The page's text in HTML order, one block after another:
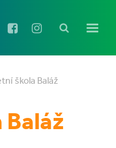
škola Baláž